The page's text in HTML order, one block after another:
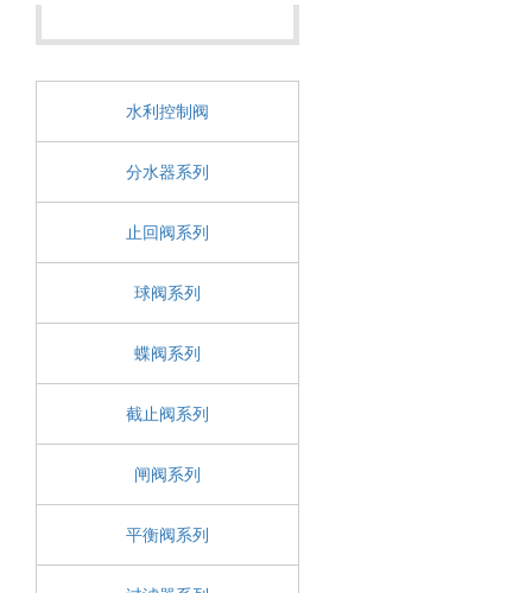
水利控制阀
分水器系列
止回阀系列
球阀系列
蝶阀系列
截止阀系列
闸阀系列
平衡阀系列